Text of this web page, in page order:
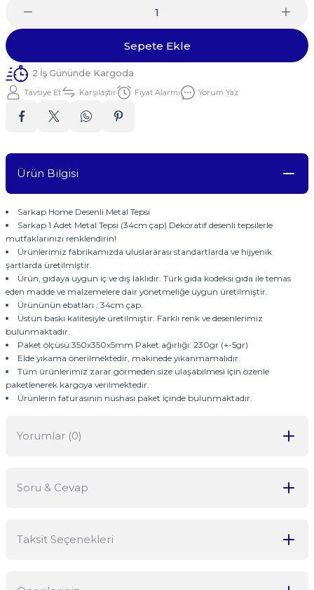
Sepete Ekle
2 İş Gününde Kargoda
Tavsiye Et Karşılaştır Fiyat Alarmı Yorum Yaz
Ürün Bilgisi
Sarkap Home Desenli Metal Tepsi
Sarkap 1 Adet Metal Tepsi (34cm çap) Dekoratif desenli tepsilerle
mutfaklarınızı renklendirin!
Ürünlerimiz fabrikamızda uluslararası standartlarda ve hijyenik
şartlarda üretilmiştir.
Ürün, gıdaya uygun iç ve dış laklıdır. Türk gıda kodeksi gıda ile temas
eden madde ve malzemelere dair yönetmeliğe uygun üretilmiştir.
Ürününün ebatları : 34cm çap.
Üstün baskı kalitesiyle üretilmiştir. Farklı renk ve desenlerimiz
bulunmaktadır.
Paket ölçüsü:350x350x5mm Paket ağırlığı: 230gr (+-5gr)
Elde yıkama önerilmektedir, makinede yıkanmamalıdır.
Tüm ürünlerimiz zarar görmeden size ulaşabilmesi için özenle
paketlenerek kargoya verilmektedir.
Ürünlerin faturasının nüshası paket içinde bulunmaktadır.
Yorumlar (0)
Soru & Cevap
Taksit Seçenekleri